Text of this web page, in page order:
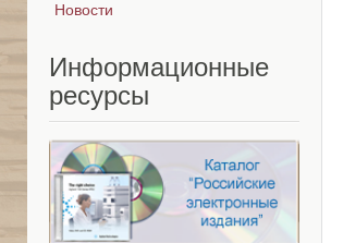
Новости
Информационные
ресурсы